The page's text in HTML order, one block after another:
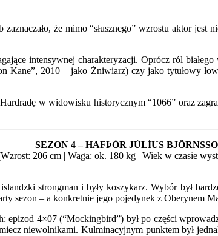
że mimo “słusznego” wzrostu aktor
intensywnej charakteryzacji. Oprócz ról
Kane”, 2010 – jako Żniwiarz) czy jako tytułowy
w widowisku historycznym “1066” oraz
SEZON 4 – HAFÞÓR JÚLÍUS
206 cm | Waga: ok. 180 kg | Wiek w czasie
strongman i były koszykarz. Wybór był
sezon – a konkretnie jego pojedynek z Oberynem
4×07 (“Mockingbird”) był po części
niewolnikami. Kulminacyjnym punktem był